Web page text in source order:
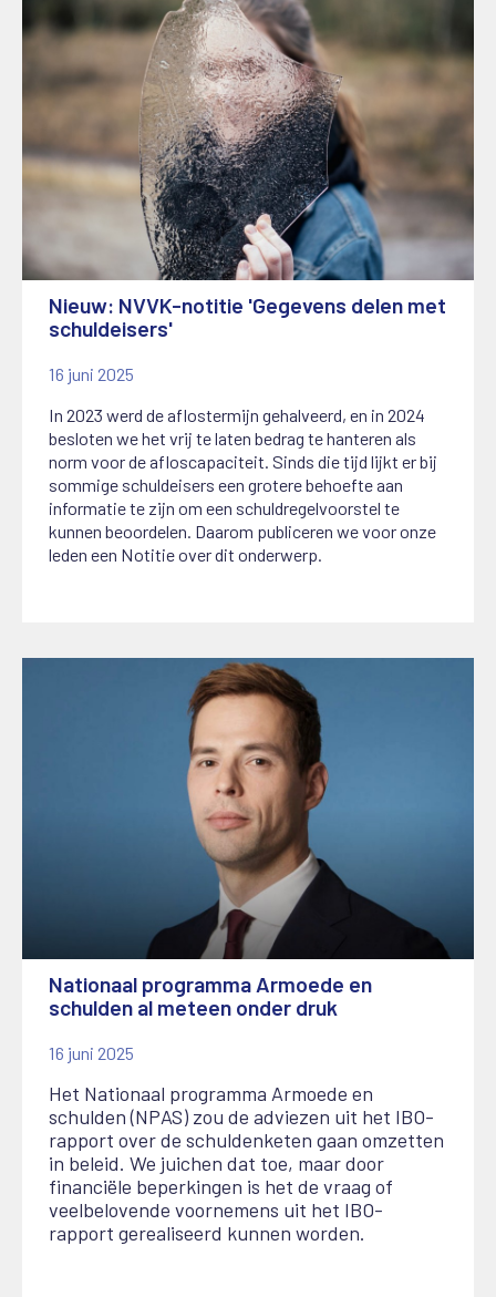
Nieuw: NVVK-notitie 'Gegevens delen met
schuldeisers'
16 juni 2025
In 2023 werd de aflostermijn gehalveerd, en in 2024
besloten we het vrij te laten bedrag te hanteren als
norm voor de afloscapaciteit. Sinds die tijd lijkt er bij
sommige schuldeisers een grotere behoefte aan
informatie te zijn om een schuldregelvoorstel te
kunnen beoordelen. Daarom publiceren we voor onze
leden een Notitie over dit onderwerp.
Nationaal programma Armoede en
schulden al meteen onder druk
16 juni 2025
Het Nationaal programma Armoede en
schulden (NPAS) zou de adviezen uit het IBO-
rapport over de schuldenketen gaan omzetten
in beleid. We juichen dat toe, maar door
financiële beperkingen is het de vraag of
veelbelovende voornemens uit het IBO-
rapport gerealiseerd kunnen worden.